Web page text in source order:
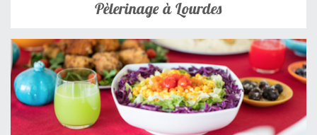
Pèlerinage à Lourdes